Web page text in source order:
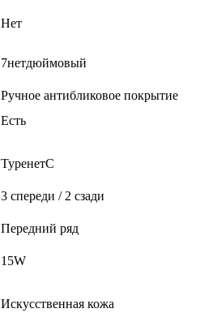
Нет
7нетдюймовый
Ручное антибликовое покрытие
Есть
TypeнетC
3 спереди / 2 сзади
Передний ряд
15W
Искусственная кожа